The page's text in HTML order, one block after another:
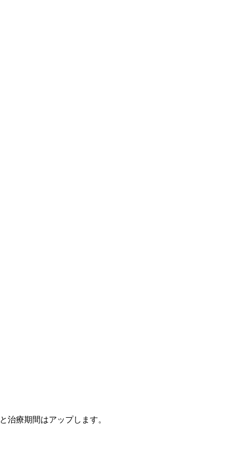
治療期間はアップします。